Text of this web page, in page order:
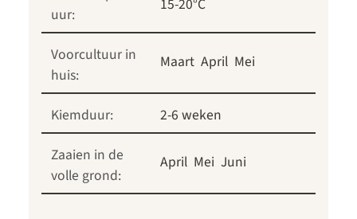
uur:
15-20°C
Voorcultuur in
huis:
Maart April Mei
Kiemduur:
2-6 weken
Zaaien in de
volle grond:
April Mei Juni